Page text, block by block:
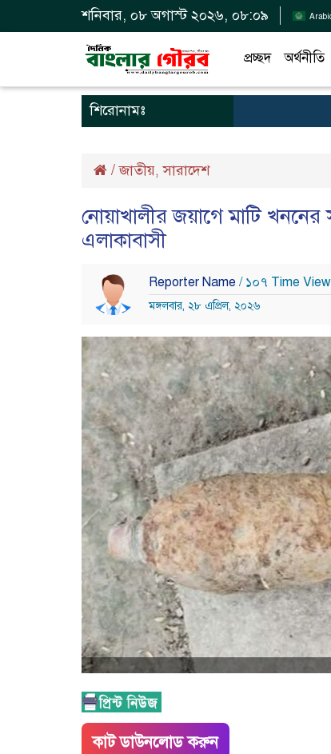
শনিবার, ০৮ অগাস্ট ২০২৬, ০৮:০৯
প্রচ্ছদ অর্থনীতি
শিরোনামঃ
/জাতীয়,সারাদেশ
নোয়াখালীর জয়াগে মাটি
এলাকাবাসী
Reporter Name / ১০৭ Time View
মঙ্গলবার, ২৮ এপ্রিল, ২০২৬
কাট ডাউনলোড করুন